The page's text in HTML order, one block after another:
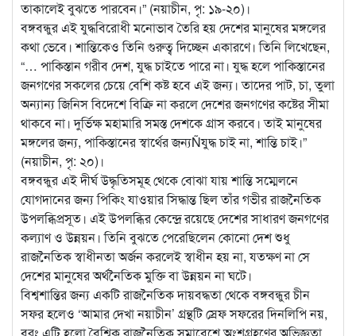
তাকালেই বুঝতে পারবেন।” (নয়াচীন, পৃ: ১৯-২০)।
বঙ্গবন্ধুর এই যুদ্ধবিরোধী মনোভাব তৈরি হয় দেশের মানুষের মঙ্গলের
কথা ভেবে। শান্তিকেও তিনি গুরুত্ব দিচ্ছেন একারণে। তিনি লিখেছেন,
“… পাকিস্তান গরীব দেশ, যুদ্ধ চাইতে পারে না। যুদ্ধ হলে পাকিস্তানের
জনগণের সকলের চেয়ে বেশি কষ্ট হবে এই জন্য। তাদের পাট, চা, তুলা
অন্যান্য জিনিস বিদেশে বিক্রি না করলে দেশের জনগণের কষ্টের সীমা
থাকবে না। দুর্ভিক্ষ মহামারি সমস্ত দেশকে গ্রাস করবে। তাই মানুষের
মঙ্গলের জন্য, পাকিস্তানের স্বার্থের জন্যÑযুদ্ধ চাই না, শান্তি চাই।”
(নয়াচীন, পৃ: ২০)।
বঙ্গবন্ধুর এই দীর্ঘ উদ্ধৃতিসমূহ থেকে বোঝা যায় শান্তি সম্মেলনে
যোগদানের জন্য পিকিং যাওয়ার সিদ্ধান্ত ছিল তাঁর গভীর রাজনৈতিক
উপলব্ধিপ্রসূত। এই উপলব্ধির কেন্দ্রে রয়েছে দেশের সাধারণ জনগণের
কল্যাণ ও উন্নয়ন। তিনি বুঝতে পেরেছিলেন কোনো দেশ শুধু
রাজনৈতিক স্বাধীনতা অর্জন করলেই স্বাধীন হয় না, যতক্ষণ না সে
দেশের মানুষের অর্থনৈতিক মুক্তি বা উন্নয়ন না ঘটে।
বিশ্বশান্তির জন্য একটি রাজনৈতিক দায়বদ্ধতা থেকে বঙ্গবন্ধুর চীন
সফর হলেও ‘আমার দেখা নয়াচীন’ গ্রন্থটি স্রেফ সফরের দিনলিপি নয়,
বরং এটি হলো বৈশ্বিক রাজনৈতিক সমাবেশে অংশগ্রহণের অভিজ্ঞতা,